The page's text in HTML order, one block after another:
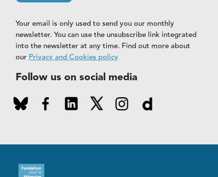
Your email is only used to send you our monthly
newsletter. You can use the unsubscribe link integrated
into the newsletter at any time. Find out more about
our Privacy and Cookies policy
Follow us on social media